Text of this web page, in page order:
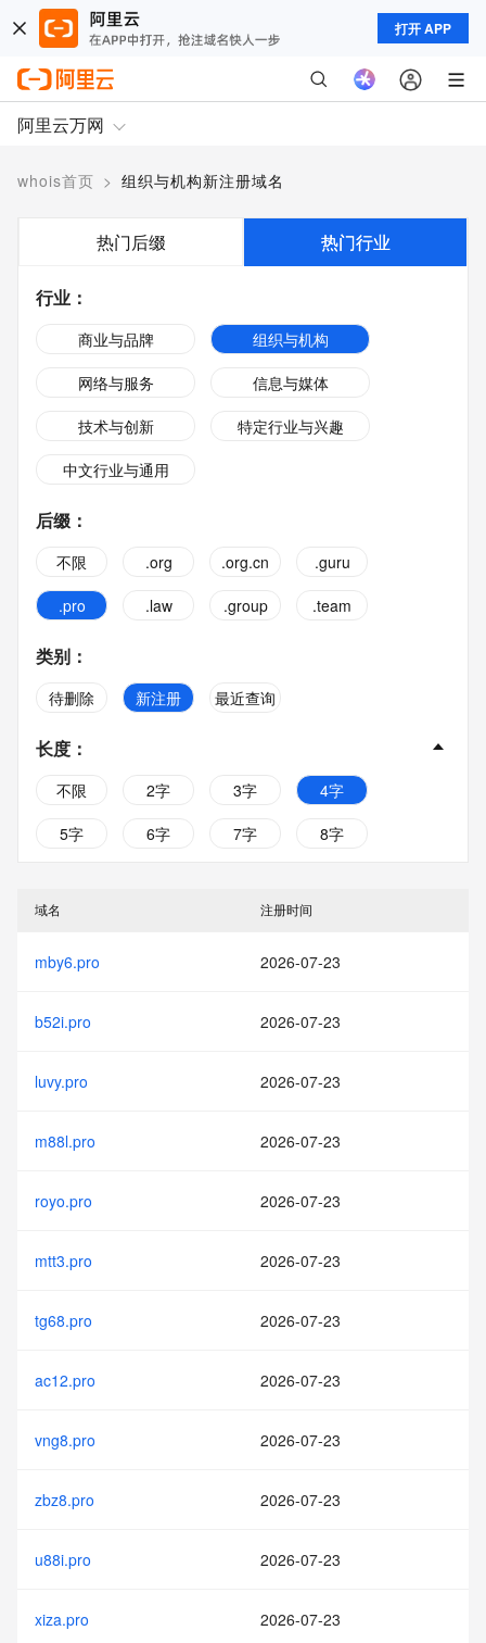
打开 APP
阿里云万网
whois首页 > 组织与机构新注册域名
热门后缀 热门行业
行业 ：
商业与品牌
组织与机构
网络与服务
信息与媒体
技术与创新
特定行业与兴趣
中文行业与通用
后缀 ：
不限 .org .org.cn
.guru
.pro
.law .group .team
类别 ：
待删除 新注册 最近查询
长度 ：
不限 2字 3字
4字
5字
6字 7字
8字
域名 注册时间
mby6.pro 2026-07-23
b52i.pro 2026-07-23
luvy.pro 2026-07-23
m88l.pro 2026-07-23
royo.pro 2026-07-23
mtt3.pro 2026-07-23
tg68.pro 2026-07-23
ac12.pro 2026-07-23
vng8.pro 2026-07-23
zbz8.pro 2026-07-23
u88i.pro 2026-07-23
xiza.pro 2026-07-23